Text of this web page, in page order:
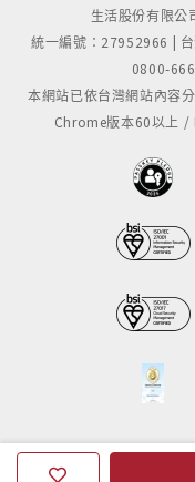
生活股份有限
統一編號：27952966 |
0800-
本網站已依台灣網站內容
Chrome版本60以上